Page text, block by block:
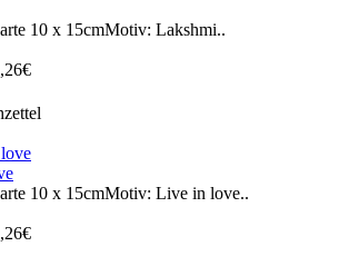
10 x 15cmMotiv: Lakshmi..
10 x 15cmMotiv: Live in love..